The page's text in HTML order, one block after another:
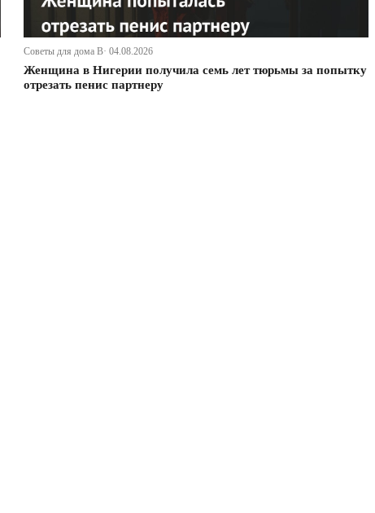
Советы для дома В· 04.08.2026
Женщина в Нигерии получила семь лет тюрьмы за попытку
отрезать пенис партнеру